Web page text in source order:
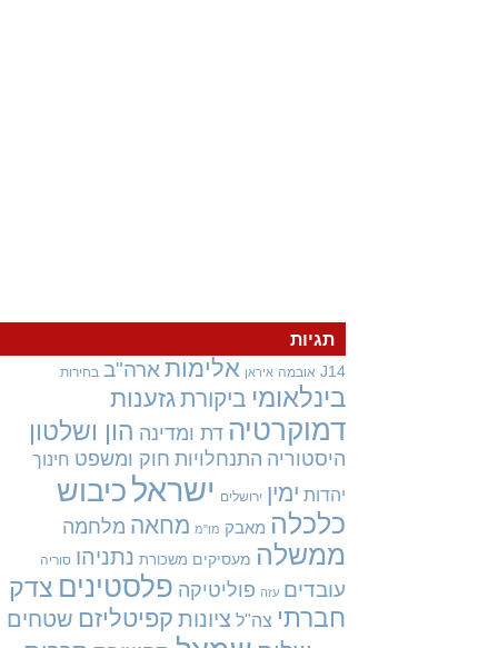
תגיות
J14 אובמה איראן אלימות ארה"ב בחירות
בינלאומיביקורתגזענות
דמוקרטיה דת ומדינההון ושלטון
היסטוריה התנחלויות חוק ומשפט חינוך
יהדות ימין ירושלים ישראלכיבוש
כלכלה מאבק מו"מ מחאהמלחמה
ממשלה מעסיקים משכורת נתניהו סוריה
עובדים עזה פוליטיקה פלסטיניםצדק
חברתי צה"ל ציונותקפיטליזםשטחים